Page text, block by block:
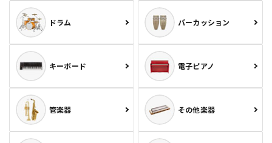
ドラム パーカッション
キーボード 電子ピアノ
管楽器 その他楽器